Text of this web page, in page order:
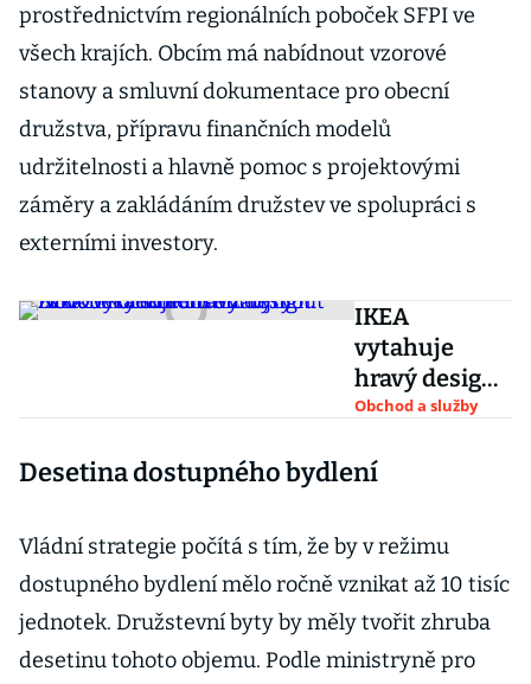
prostřednictvím regionálních poboček SFPI ve
všech krajích. Obcím má nabídnout vzorové
stanovy a smluvní dokumentace pro obecní
družstva, přípravu finančních modelů
udržitelnosti a hlavně pomoc s projektovými
záměry a zakládáním družstev ve spolupráci s
externími investory.
IKEA
vytahuje
hravý design.
Novou
zaujmout
s menšími
byty i v době
útlumu trhu
Obchod a služby
Desetina dostupného bydlení
Vládní strategie počítá s tím, že by v režimu
dostupného bydlení mělo ročně vznikat až 10 tisíc
jednotek. Družstevní byty by měly tvořit zhruba
desetinu tohoto objemu. Podle ministryně pro